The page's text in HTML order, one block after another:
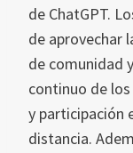
de ChatGPT.
de aprovechar
de comunidad
continuo de
y participación
distancia.